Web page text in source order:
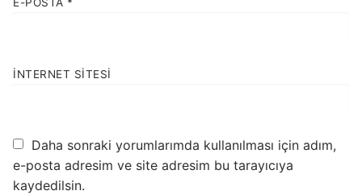
İNTERNET SITESI
Daha sonraki yorumlarımda kullanılması için adım,
e-posta adresim ve site adresim bu tarayıcıya
kaydedilsin.